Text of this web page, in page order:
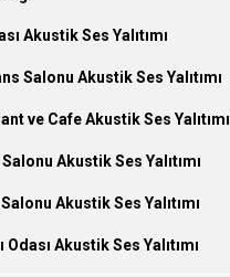
Akustik Ses Yalıtımı
Salonu Akustik Ses Yalıtımı
ve Cafe Akustik Ses Yalıtımı
Akustik Ses Yalıtımı
Akustik Ses Yalıtımı
Odası Akustik Ses Yalıtımı